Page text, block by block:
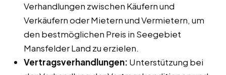
Verhandlungen zwischen Käufern und
Verkäufern oder Mietern und Vermietern, um
den bestmöglichen Preis in Seegebiet
Mansfelder Land zu erzielen.
Vertragsverhandlungen: Unterstützung bei